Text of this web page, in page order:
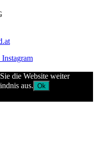
die Website weiter
aus. Ok